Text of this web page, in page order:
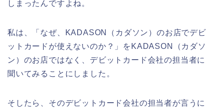
しまったんですよね。
私は、「なぜ、KADASON（カダソン）のお店でデビ
ットカードが使えないのか？」をKADASON（カダソ
ン）のお店ではなく、デビットカード会社の担当者に
聞いてみることにしました。
そしたら、そのデビットカード会社の担当者が言うに